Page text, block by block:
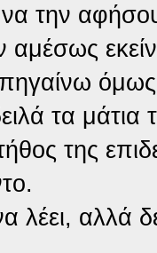
την
αμέσως
τα μάτια
της
λέει, αλλά